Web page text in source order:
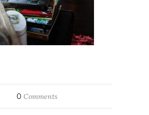
0 Comments